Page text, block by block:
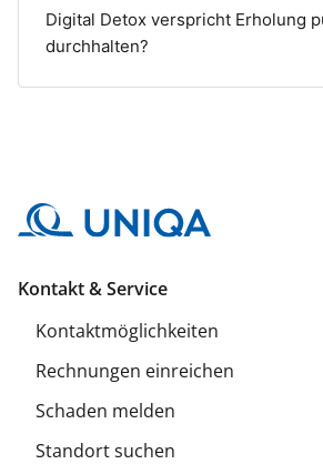
Digital Detox verspricht Erholung
durchhalten?
Kontakt & Service
Kontaktmöglichkeiten
Rechnungen einreichen
Schaden melden
Standort suchen